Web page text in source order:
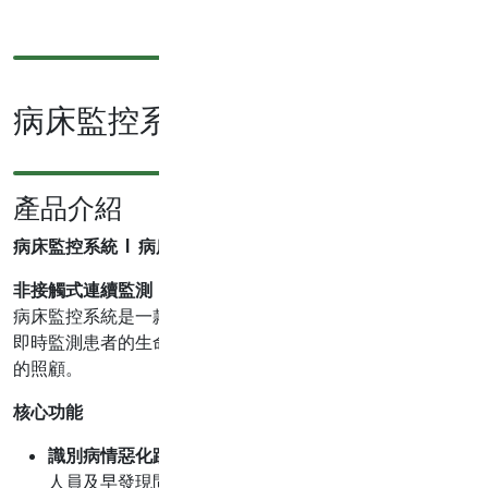
病床監控系統
產品介紹
病床監控系統 | 病床監控系統產品介紹 | 病床監控系統功能
非接觸式連續監測
病床監控系統是一款先進的非接觸式連續患者監護設備，專
即時監測患者的生命徵象，協助護理人員識別病情惡化的早
的照顧。
核心功能
識別病情惡化跡象
人員及早發現問題。